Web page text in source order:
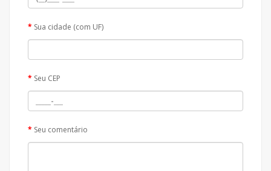
Sua cidade (com UF)
Seu CEP
Seu comentário